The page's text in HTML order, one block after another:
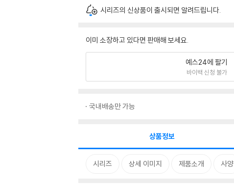
시리즈의 신상품이 출시되면 알려드립니다.
이미 소장하고 있다면 판매해 보세요.
예스24에 팔기
바이백 신청 불가
국내배송만 가능
상품정보
시리즈 상세 이미지 제품소개 사양